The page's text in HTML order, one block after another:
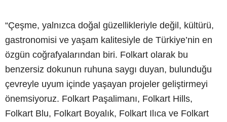
“Çeşme, yalnızca doğal güzellikleriyle değil, kültürü,
gastronomisi ve yaşam kalitesiyle de Türkiye’nin en
özgün coğrafyalarından biri. Folkart olarak bu
benzersiz dokunun ruhuna saygı duyan, bulunduğu
çevreyle uyum içinde yaşayan projeler geliştirmeyi
önemsiyoruz. Folkart Paşalimanı, Folkart Hills,
Folkart Blu, Folkart Boyalık, Folkart Ilıca ve Folkart